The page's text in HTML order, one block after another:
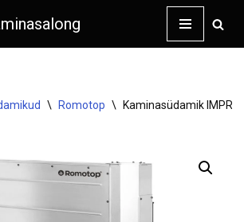
\ Romotop \ Kaminasüdamik